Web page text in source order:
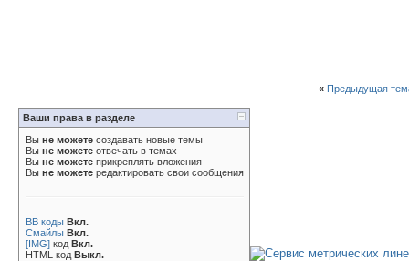
« Предыдущая
Ваши права в разделе
Вы не можете создавать новые темы
Вы не можете отвечать в темах
Вы не можете прикреплять вложения
Вы не можете редактировать свои сообщения
BB коды Вкл.
Смайлы Вкл.
[IMG] код Вкл.
HTML код Выкл.